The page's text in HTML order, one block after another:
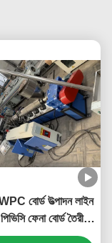
বোর্ড উত্পাদন লাইন
ফেনা বোর্ড তৈরীর
বোর্ড এক্সট্রুশন